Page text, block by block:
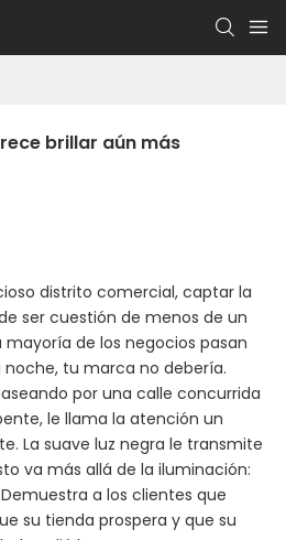
brillar aún más
distrito comercial, captar la
ser cuestión de menos de un
mayoría de los negocios pasan
tu marca no debería.
por una calle concurrida
le llama la atención un
La suave luz negra le transmite
va más allá de la iluminación:
a los clientes que
su tienda prospera y que su